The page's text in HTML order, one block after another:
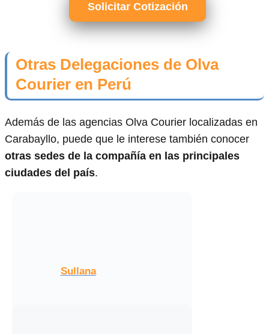
Solicitar Cotización
Otras Delegaciones de Olva
Courier en Perú
Además de las agencias Olva Courier localizadas en
Carabayllo, puede que le interese también conocer
otras sedes de la compañía en las principales
ciudades del país.
Sullana